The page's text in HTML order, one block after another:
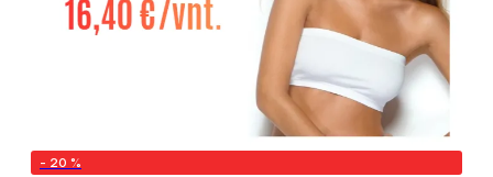
- 20 %